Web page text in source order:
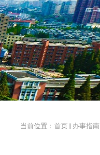
当前位置： 首页 办事指南